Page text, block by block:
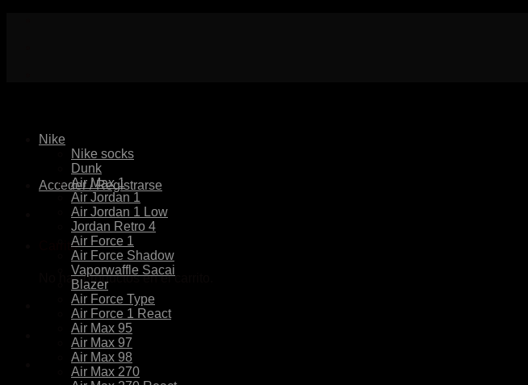
Acceder / Registrarse
Carrito
No hay productos en el carrito.
Nike
Nike socks
Dunk
Air Max 1
Air Jordan 1
Air Jordan 1 Low
Jordan Retro 4
Air Force 1
Air Force Shadow
Vaporwaffle Sacai
Blazer
Air Force Type
Air Force 1 React
Air Max 95
Air Max 97
Air Max 98
Air Max 270